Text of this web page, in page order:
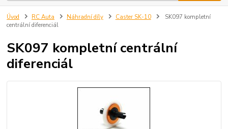
Úvod RC Auta Náhradní díly Caster SK-10
SK097 kompletní
centrální diferenciál
SK097 kompletní centrální
diferenciál